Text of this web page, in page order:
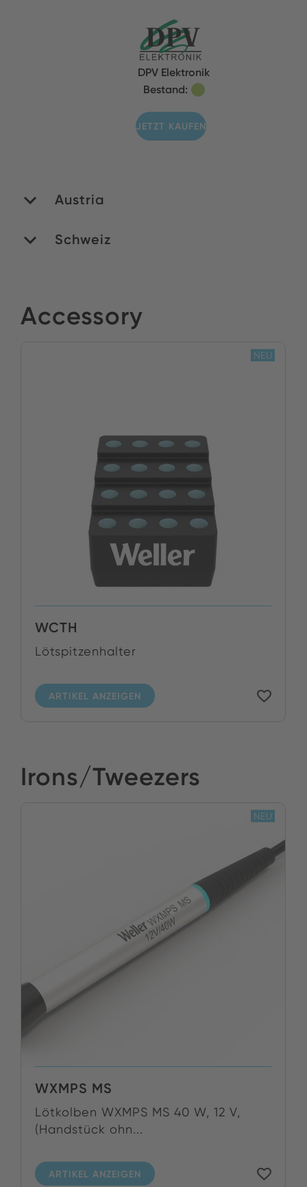
DPV Elektronik
Bestand:
JETZT KAUFEN
Austria
JETZT KAUFEN
Schweiz
Accessory
WCTH
Lötspitzenhalter
ARTIKEL ANZEIGEN
NEU
Irons/Tweezers
WXMPS MS
Lötkolben WXMPS MS 40 W, 12 V,
(Handstück ohn...
ARTIKEL ANZEIGEN
NEU